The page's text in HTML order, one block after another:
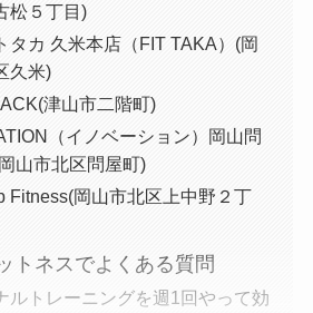
松５丁目)
タカ 久米本店（FIT TAKA）(岡
久米)
津山市二階町)
（イノベーション）岡山問
山市北区問屋町)
Fitness(岡山市北区上中野２丁
トネスでよくある質問
ルトレーニングを週1回やって効